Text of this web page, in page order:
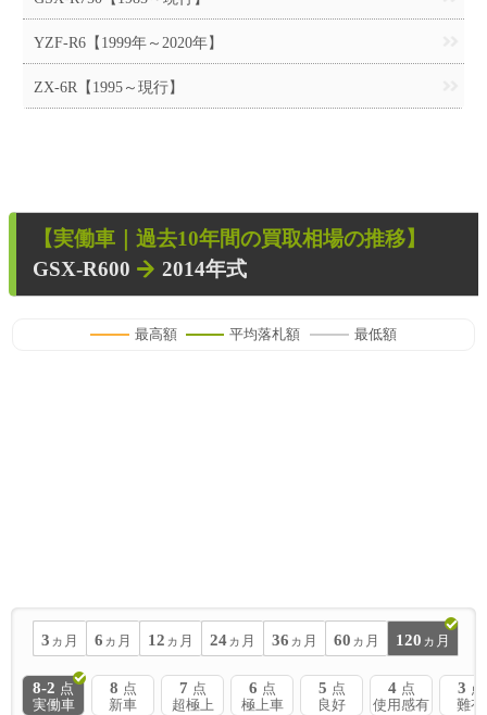
YZF-R6【1999年～2020年】
ZX-6R【1995～現行】
【実働車 ｜過去10年間の買取相場の推移】
GSX-R600
2014年式
最高額 平均落札額 最低額
3 ヵ月 6 ヵ月 12 ヵ月 24 ヵ月 36 ヵ月 60 ヵ月 120 ヵ月
8-2 点
実働車
8 点
新車
7 点
超極上
6 点
極上車
5 点
良好
4 点
使用感有
3 点
難有